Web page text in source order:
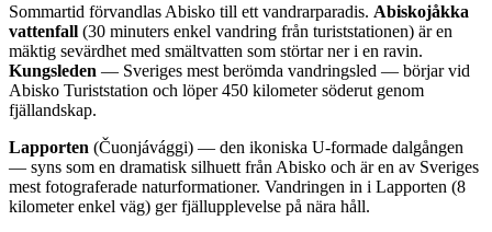
Sommartid förvandlas Abisko till ett vandrarparadis. Abiskojåkka
vattenfall (30 minuters enkel vandring från turiststationen) är en
mäktig sevärdhet med smältvatten som störtar ner i en ravin.
Kungsleden — Sveriges mest berömda vandringsled — börjar vid
Abisko Turiststation och löper 450 kilometer söderut genom
fjällandskap.
Lapporten (Čuonjávággi) — den ikoniska U-formade dalgången
— syns som en dramatisk silhuett från Abisko och är en av Sveriges
mest fotograferade naturformationer. Vandringen in i Lapporten (8
kilometer enkel väg) ger fjällupplevelse på nära håll.